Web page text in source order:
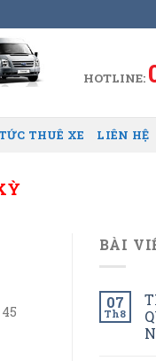
HOTLINE:
THUÊ XE LIÊN HỆ
BÀI
07
Th8